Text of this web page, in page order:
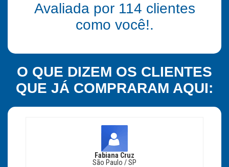
Avaliada por 114 clientes
como você!.
O QUE DIZEM OS CLIENTES
QUE JÁ COMPRARAM AQUI:
Fabiana Cruz
São Paulo / SP